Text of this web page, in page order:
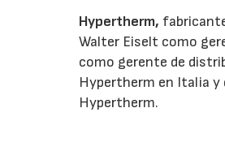
Hypertherm,
Walter Eiselt como
como gerente de
Hypertherm en Italia y
Hypertherm.